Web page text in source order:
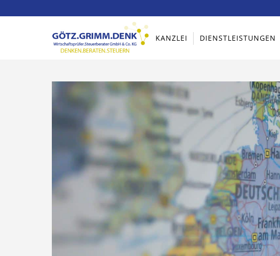
KANZLEI DIENSTLEISTUNGEN